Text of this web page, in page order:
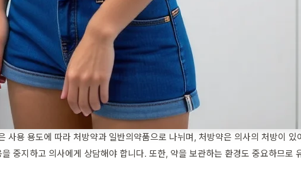
용 용도에 따라 처방약과 일반의약품으로 나뉘며, 처방약은 의사의 처방이
중지하고 의사에게 상담해야 합니다. 또한, 약을 보관하는 환경도 중요하므로